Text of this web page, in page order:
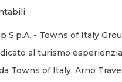
S.p.A. - Towns of Italy
al turismo
Towns of Italy, Arno